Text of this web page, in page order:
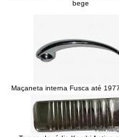
bege
Maçaneta interna Fusca até